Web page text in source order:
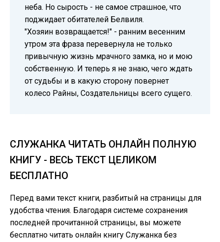
неба. Но сырость - не самое страшное, что
поджидает обитателей Белвиля.
"Хозяин возвращается!" - ранним весенним
утром эта фраза перевернула не только
привычную жизнь мрачного замка, но и мою
собственную. И теперь я не знаю, чего ждать
от судьбы и в какую сторону повернет
колесо Райны, Создательницы всего сущего.
СЛУЖАНКА ЧИТАТЬ ОНЛАЙН ПОЛНУЮ
КНИГУ - ВЕСЬ ТЕКСТ ЦЕЛИКОМ
БЕСПЛАТНО
Перед вами текст книги, разбитый на страницы для
удобства чтения. Благодаря системе сохранения
последней прочитанной страницы, вы можете
бесплатно читать онлайн книгу Служанка без